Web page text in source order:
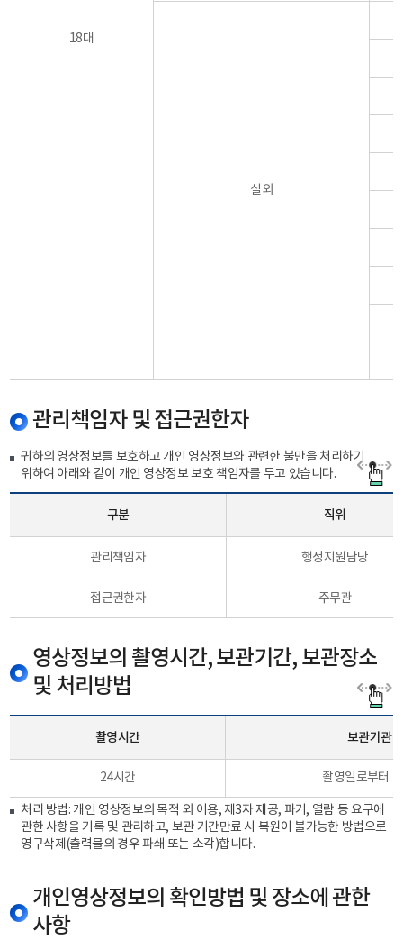
18대
실외
관리책임자 및 접근권한자
귀하의 영상정보를 보호하고 개인 영상정보와 관련한 불만을 처리하기
위하여 아래와 같이 개인 영상정보 보호 책임자를 두고 있습니다.
구분 직위
관리책임자 행정지원담당
접근권한자 주무관
영상정보의 촬영시간, 보관기간, 보관장소
및 처리방법
촬영시간 보관기관
24시간 촬영일로부터
처리 방법: 개인 영상정보의 목적 외 이용, 제3자 제공, 파기, 열람 등 요구에
관한 사항을 기록 및 관리하고, 보관 기간만료 시 복원이 불가능한 방법으로
영구삭제(출력물의 경우 파쇄 또는 소각)합니다.
개인영상정보의 확인방법 및 장소에 관한
사항